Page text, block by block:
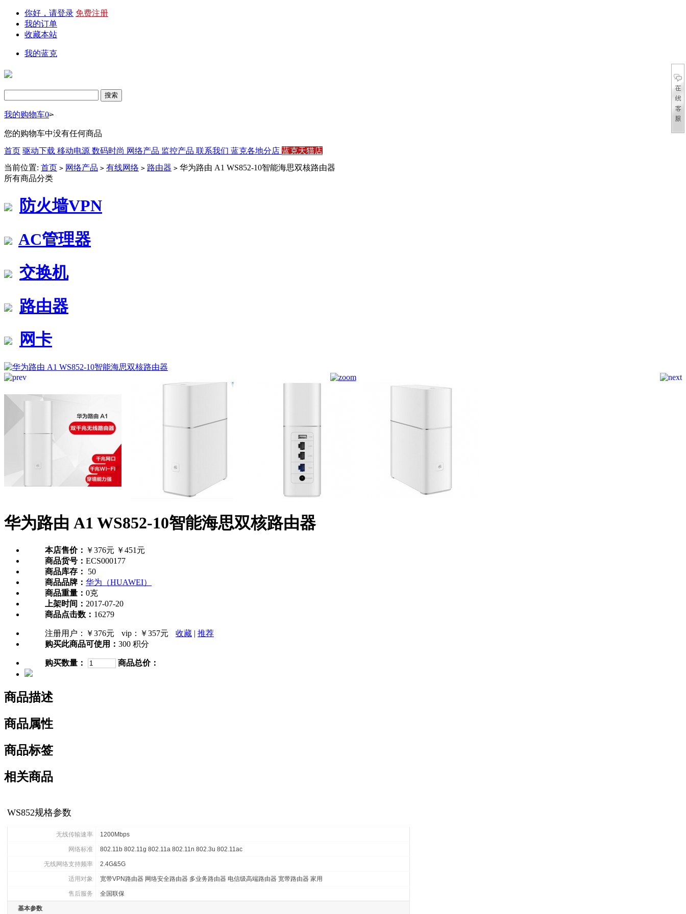
你好，请登录 免费注册
我的订单
收藏本站
我的蓝克
我的购物车0>
您的购物车中没有任何商品
首页 驱动下载 移动电源 数码时尚 网络产品 监控产品 联系我们 蓝克各地分店 蓝克天猫店
当前位置: 首页 > 网络产品 > 有线网络 > 路由器 > 华为路由 A1 WS852-10智能海思双核路由器
所有商品分类
防火墙VPN
AC管理器
交换机
路由器
网卡
华为路由 A1 WS852-10智能海思双核路由器
本店售价： ￥376元 ￥451元
商品货号： ECS000177
商品库存：
50
商品品牌： 华为（HUAWEI）
商品重量： 0克
上架时间： 2017-07-20
商品点击数： 16279
注册用户： ￥376元 vip： ￥357元 收藏 | 推荐
购买此商品可使用： 300 积分
购买数量： 商品总价：
商品描述
商品属性
商品标签
相关商品
WS852规格参数
无线传输速率 1200Mbps
网络标准 802.11b 802.11g 802.11a 802.11n 802.3u 802.11ac
无线网络支持频率 2.4G&5G
适用对象 宽带VPN路由器 网络安全路由器 多业务路由器 电信级高端路由器 宽带路由器 家用
售后服务 全国联保
基本参数